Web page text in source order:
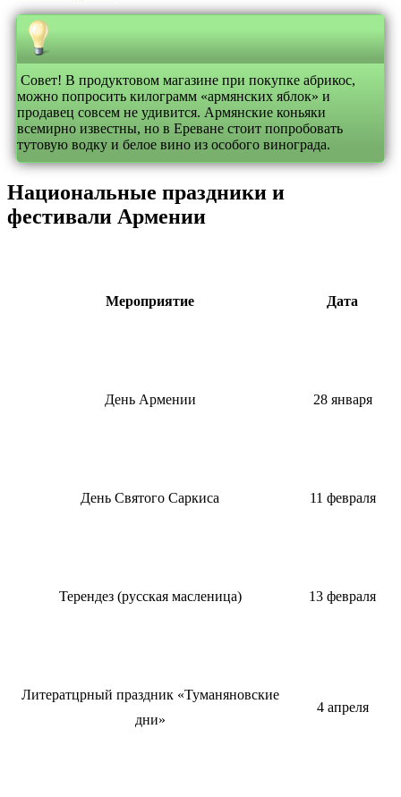
Совет! В продуктовом магазине при покупке абрикос,
можно попросить килограмм «армянских яблок» и
продавец совсем не удивится. Армянские коньяки
всемирно известны, но в Ереване стоит попробовать
тутовую водку и белое вино из особого винограда.
Национальные праздники и
фестивали Армении
Мероприятие Дата
День Армении 28 января
День Святого Саркиса 11 февраля
Терендез (русская масленица) 13 февраля
Литератцрный праздник «Туманяновские
дни»
4 апреля